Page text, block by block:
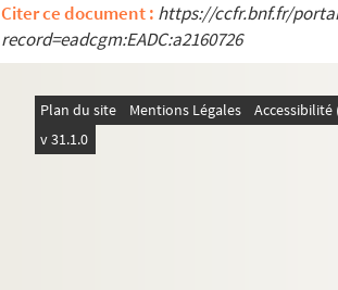
Citer ce document : https://ccfr.bnf.fr/
record=eadcgm:EADC:a2160726
Plan du site Mentions Légales
v 31.1.0